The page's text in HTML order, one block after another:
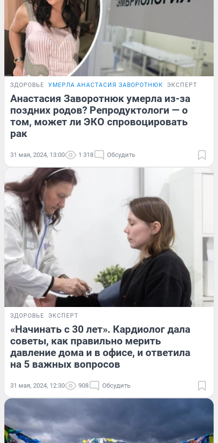
ЗДОРОВЬЕ УМЕРЛА АНАСТАСИЯ ЗАВОРОТНЮК ЭКСПЕРТ
Анастасия Заворотнюк умерла из-за
поздних родов? Репродуктологи — о
том, может ли ЭКО спровоцировать
рак
31 мая, 2024, 13:00 1 318 Обсудить
ЗДОРОВЬЕ ЭКСПЕРТ
«Начинать с 30 лет». Кардиолог дала
советы, как правильно мерить
давление дома и в офисе, и ответила
на 5 важных вопросов
31 мая, 2024, 12:30 908 Обсудить